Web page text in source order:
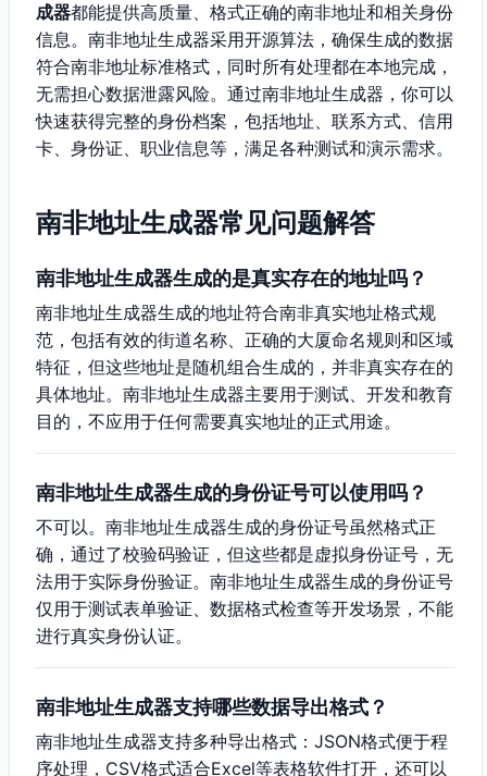
成器都能提供高质量、格式正确的南非地址和相关身份
信息。南非地址生成器采用开源算法，确保生成的数据
符合南非地址标准格式，同时所有处理都在本地完成，
无需担心数据泄露风险。通过南非地址生成器，你可以
快速获得完整的身份档案，包括地址、联系方式、信用
卡、身份证、职业信息等，满足各种测试和演示需求。
南非地址生成器常见问题解答
南非地址生成器生成的是真实存在的地址吗？
南非地址生成器生成的地址符合南非真实地址格式规
范，包括有效的街道名称、正确的大厦命名规则和区域
特征，但这些地址是随机组合生成的，并非真实存在的
具体地址。南非地址生成器主要用于测试、开发和教育
目的，不应用于任何需要真实地址的正式用途。
南非地址生成器生成的身份证号可以使用吗？
不可以。南非地址生成器生成的身份证号虽然格式正
确，通过了校验码验证，但这些都是虚拟身份证号，无
法用于实际身份验证。南非地址生成器生成的身份证号
仅用于测试表单验证、数据格式检查等开发场景，不能
进行真实身份认证。
南非地址生成器支持哪些数据导出格式？
南非地址生成器支持多种导出格式：JSON格式便于程
序处理，CSV格式适合Excel等表格软件打开，还可以